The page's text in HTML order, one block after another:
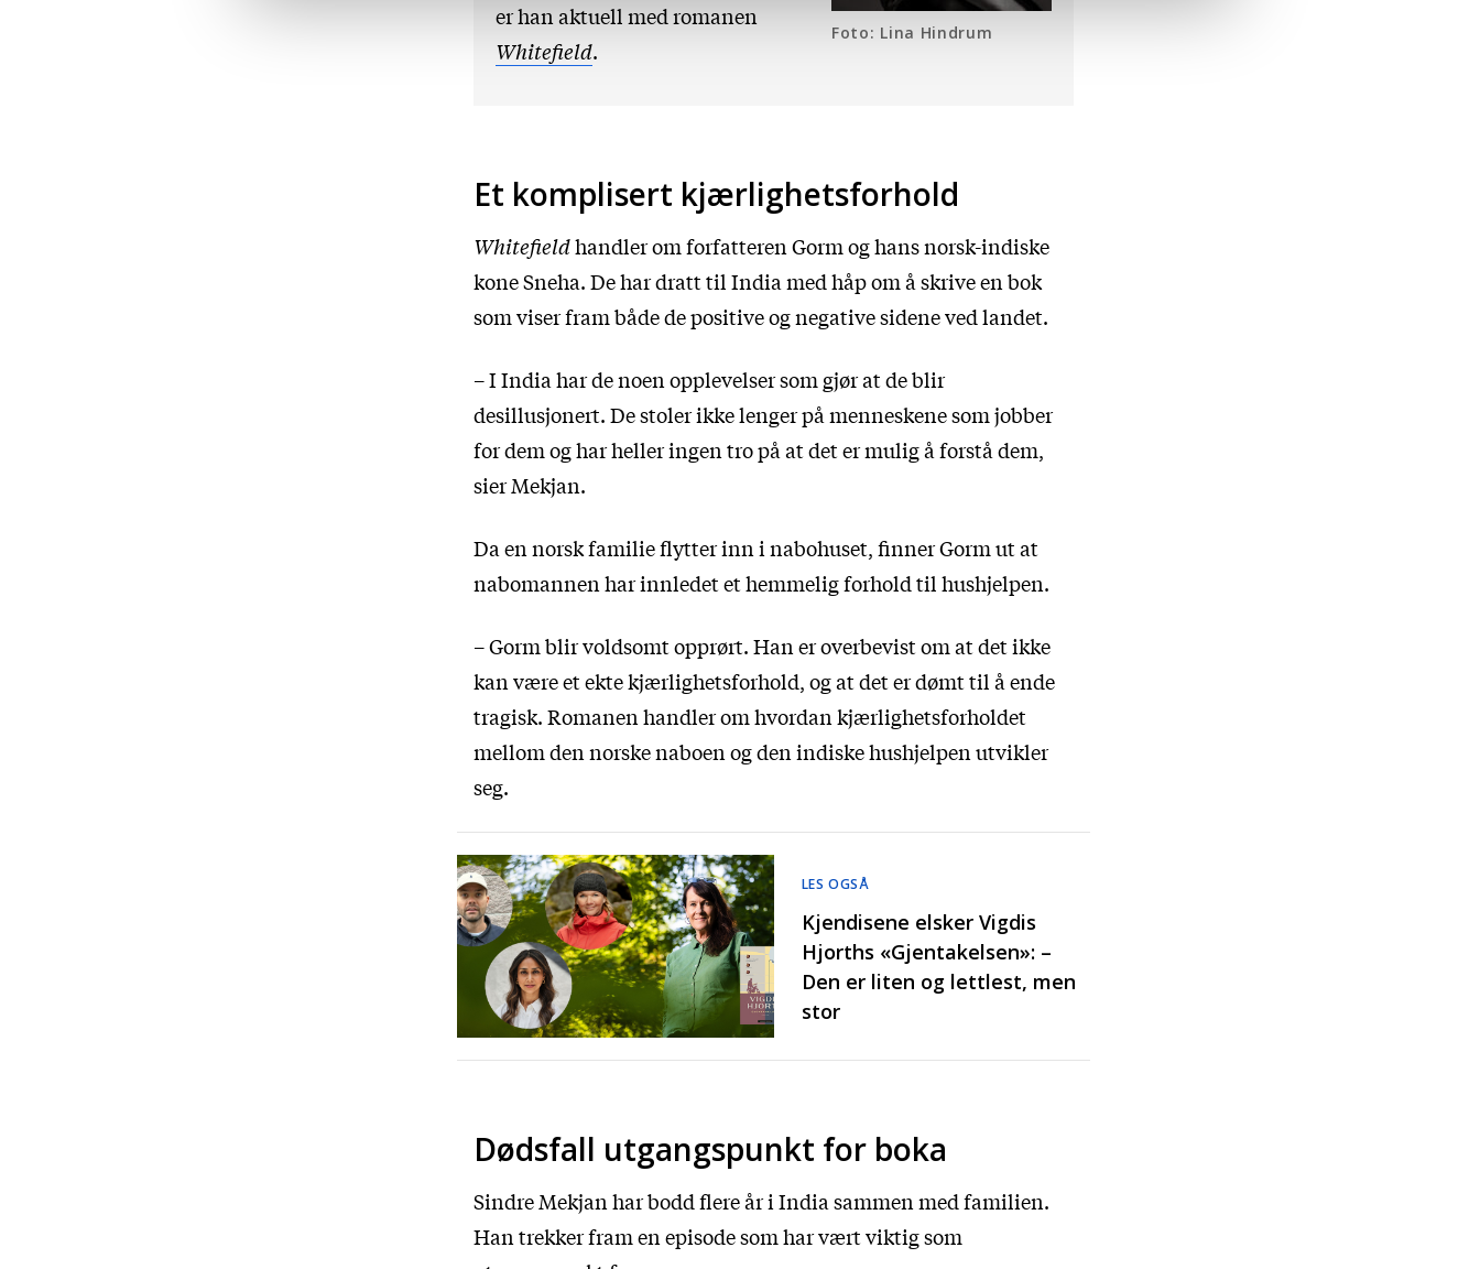
Foto: Lina Hindrum
er han aktuell med romanen
Whitefield.
Et komplisert kjærlighetsforhold
Whitefieldhandler om forfatteren Gorm og hans norsk-indiske
kone Sneha. De har dratt til India med håp om å skrive en bok
som viser fram både de positive og negative sidene ved landet.
– I India har de noen opplevelser som gjør at de blir
desillusjonert. De stoler ikke lenger på menneskene som jobber
for dem og har heller ingen tro på at det er mulig å forstå dem,
sier Mekjan.
Da en norsk familie flytter inn i nabohuset, finner Gorm ut at
nabomannen har innledet et hemmelig forhold til hushjelpen.
– Gorm blir voldsomt opprørt. Han er overbevist om at det ikke
kan være et ekte kjærlighetsforhold, og at det er dømt til å ende
tragisk. Romanen handler om hvordan kjærlighetsforholdet
mellom den norske naboen og den indiske hushjelpen utvikler
seg.
LES OGSÅ
Kjendisene elsker Vigdis
Hjorths «Gjentakelsen»: –
Den er liten og lettlest, men
stor
Dødsfall utgangspunkt for boka
Sindre Mekjan har bodd flere år i India sammen med familien.
Han trekker fram en episode som har vært viktig som